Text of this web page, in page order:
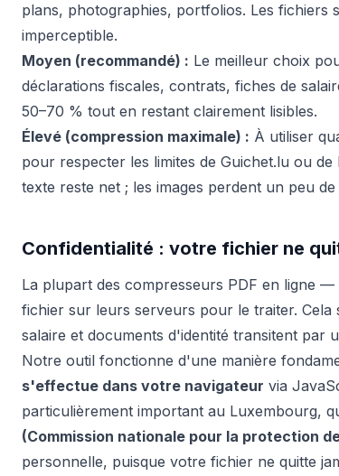
plans, photographies, portfolios. Les fichiers
imperceptible.
Moyen (recommandé) : Le meilleur choix
déclarations fiscales, contrats, fiches de
50–70 % tout en restant clairement lisibles.
Élevé (compression maximale) : À utiliser
pour respecter les limites de Guichet.lu ou
texte reste net ; les images perdent un peu de
Confidentialité : votre fichier ne
La plupart des compresseurs PDF en ligne
fichier sur leurs serveurs pour le traiter. Cela
salaire et documents d'identité transitent par
Notre outil fonctionne d'une manière
s'effectue dans votre navigateur via
particulièrement important au Luxembourg,
(Commission nationale pour la protection
personnelle, puisque votre fichier ne quitte